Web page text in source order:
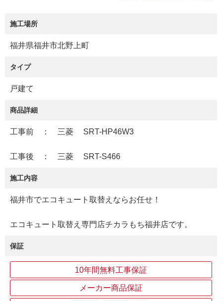
施工場所
福井県福井市北野上町
タイプ
戸建て
商品詳細
工事前 ： 三菱 SRT-HP46W3
工事後 ： 三菱 SRT-S466
施工内容
福井市でエコキュート取替えならお任せ！
エコキュート取替え専門店チカラもち福井店です。
保証
10年間無料工事保証
メーカー商品保証